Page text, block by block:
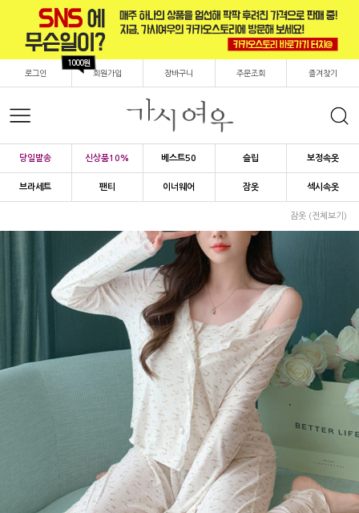
로그인 회원가입
1000원
장바구니 주문조회 즐겨찾기
당일발송 신상품10% 베스트50 슬립 보정속옷
브라세트 팬티 이너웨어 잠옷 섹시속옷
잠옷 (전체보기)